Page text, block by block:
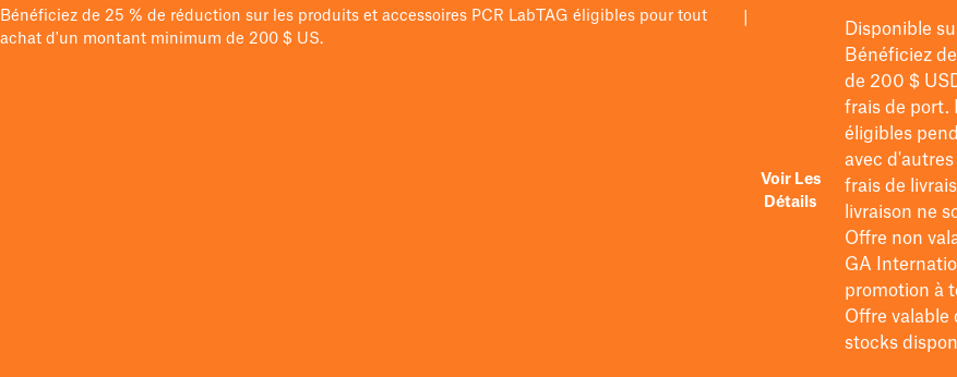
Bénéficiez de 25 % de réduction sur les produits et accessoires PCR LabTAG éligibles pour tout
achat d'un montant minimum de 200 $ US.
Voir Les
Détails
Disponible
Bénéficiez
de 200 $
frais de port.
éligibles
avec
frais de
livraison ne
Offre non
GA
promotion à
Offre valable
stocks